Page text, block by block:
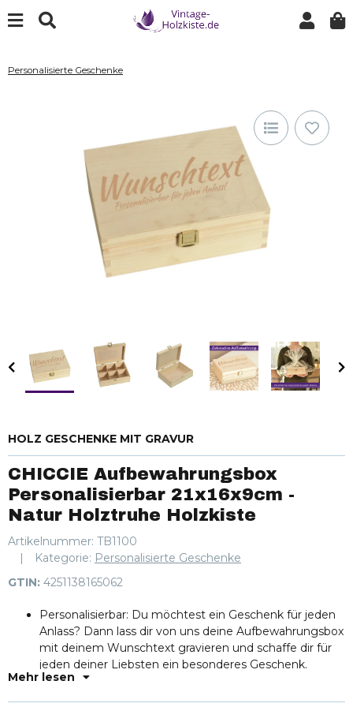
Personalisierte Geschenke
HOLZ GESCHENKE MIT GRAVUR
CHICCIE Aufbewahrungsbox
Personalisierbar 21x16x9cm -
Natur Holztruhe Holzkiste
Artikelnummer: TB1100
Kategorie: Personalisierte Geschenke
GTIN: 4251138165062
Personalisierbar: Du möchtest ein Geschenk für jeden
Anlass? Dann lass dir von uns deine Aufbewahrungsbox
mit deinem Wunschtext gravieren und schaffe dir für
jeden deiner Liebsten ein besonderes Geschenk.
Einzigartig: Jede Box kann mit deinem individuellen
Mehr lesen